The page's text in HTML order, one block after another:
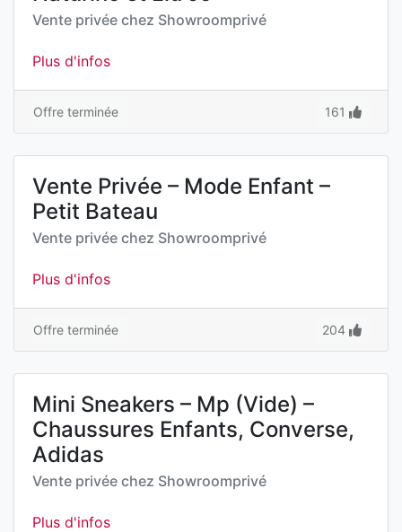
Vente privée chez Showroomprivé
Plus d'infos
Offre terminée 161
Vente Privée – Mode Enfant –
Petit Bateau
Vente privée chez Showroomprivé
Plus d'infos
Offre terminée 204
Mini Sneakers – Mp (Vide) –
Chaussures Enfants, Converse,
Adidas
Vente privée chez Showroomprivé
Plus d'infos